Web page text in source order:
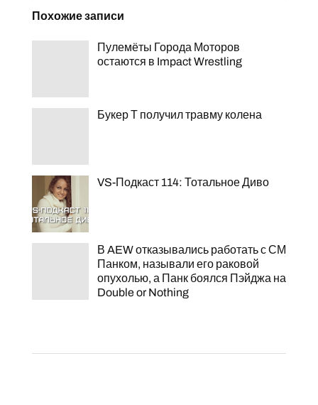
Похожие записи
Пулемёты Города Моторов
остаются в Impact Wrestling
Букер Т получил травму колена
VS-Подкаст 114: Тотальное Диво
В AEW отказывались работать с СМ
Панком, называли его раковой
опухолью, а Панк боялся Пэйджа на
Double or Nothing